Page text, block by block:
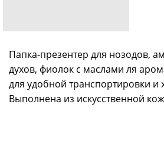
Папка-презентер для нозодов,
духов, фиолок с маслами ля
для удобной транспортировки и
Выполнена из искусственной